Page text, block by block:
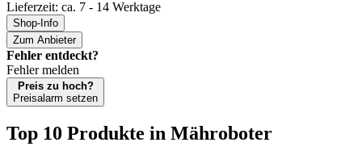
Lieferzeit: ca. 7 - 14 Werktage
Shop-Info
Zum Anbieter
Fehler entdeckt?
Fehler melden
Preis zu hoch?
Preisalarm setzen
Top 10 Produkte in Mähroboter